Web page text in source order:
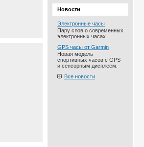
Новости
Электронные часы
Пару слов о современных
электронных часах.
GPS часы от Garmin
Новая модель
спортивных часов с GPS
и сенсорным дисплеем.
Все новости